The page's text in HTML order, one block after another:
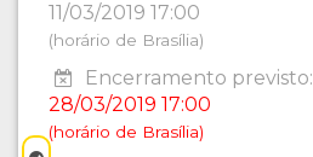
11/03/2019 17:00
(horário de Brasília)
Encerramento previsto:
28/03/2019 17:00
(horário de Brasília)